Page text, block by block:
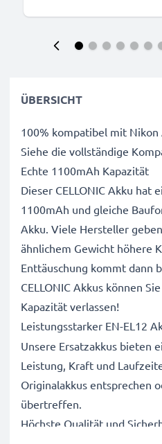
ÜBERSICHT
100% kompatibel mit Nikon
Siehe die vollständige
Echte 1100mAh Kapazität
Dieser CELLONIC Akku hat
1100mAh und gleiche
Akku. Viele Hersteller
ähnlichem Gewicht höhere
Enttäuschung kommt dann
CELLONIC Akkus können
Kapazität verlassen!
Leistungsstarker EN-EL12
Unsere Ersatzakkus bieten
Leistung, Kraft und
Originalakkus entsprechen
übertreffen.
Höchste Qualität und